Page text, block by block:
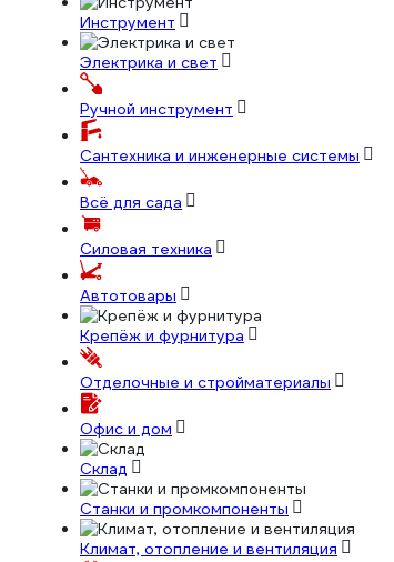
Инструмент
Электрика и свет
Ручной инструмент
Сантехника и инженерные системы
Всё для сада
Силовая техника
Автотовары
Крепёж и фурнитура
Отделочные и стройматериалы
Офис и дом
Склад
Станки и промкомпоненты
Климат, отопление и вентиляция